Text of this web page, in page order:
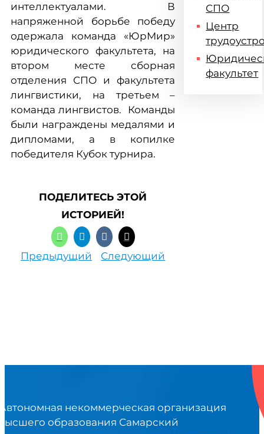
интеллектуалами. В
напряженной борьбе победу
одержала команда «ЮрМир»
юридического факультета, на
втором месте сборная
отделения СПО и факультета
лингвистики, на третьем –
команда лингвистов. Команды
были награждены медалями и
дипломами, а в копилке
победителя Кубок турнира.
ПОДЕЛИТЕСЬ ЭТОЙ
ИСТОРИЕЙ!
Предыдущий Следующий
СПО
Центр
факультет
некоммерческая организация
образования Самарский